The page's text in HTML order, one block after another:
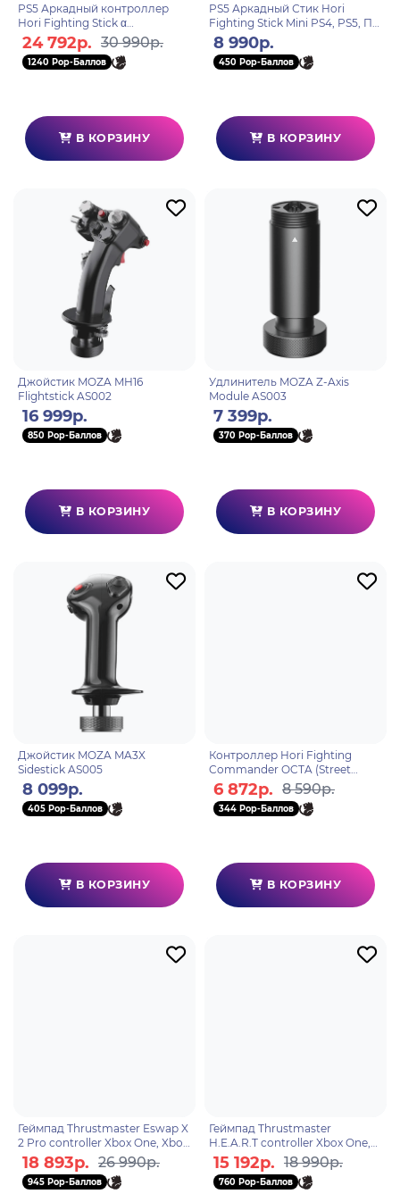
PS5 Аркадный контроллер
Hori Fighting Stick α
PS5,PS4,ПК (SPF-013U)
24 792р. 30 990р.
1240 Pop-Баллов
В КОРЗИНУ
PS5 Аркадный Стик Hori
Fighting Stick Mini PS4, PS5, ПК
(SPF-038U)
8 990р.
450 Pop-Баллов
В КОРЗИНУ
Джойстик MOZA MH16
Flightstick AS002
16 999р.
850 Pop-Баллов
В КОРЗИНУ
Удлинитель MOZA Z-Axis
Module AS003
7 399р.
370 Pop-Баллов
В КОРЗИНУ
Джойстик MOZA MA3X
Sidestick AS005
8 099р.
405 Pop-Баллов
В КОРЗИНУ
Контроллер Hori Fighting
Commander OCTA (Street
Fighter 6 Cammy Edition) ПК
(HPC-070E)
6 872р. 8 590р.
344 Pop-Баллов
В КОРЗИНУ
Геймпад Thrustmaster Eswap X
2 Pro controller Xbox One, Xbox
X, Xbox S, ПК
18 893р. 26 990р.
945 Pop-Баллов
Геймпад Thrustmaster
H.E.A.R.T controller Xbox One,
Xbox X, Xbox S, ПК
15 192р. 18 990р.
760 Pop-Баллов